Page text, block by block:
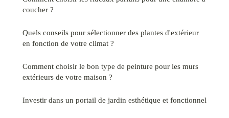
coucher ?
Quels conseils pour sélectionner des plantes d'extérieur
en fonction de votre climat ?
Comment choisir le bon type de peinture pour les murs
extérieurs de votre maison ?
Investir dans un portail de jardin esthétique et fonctionnel